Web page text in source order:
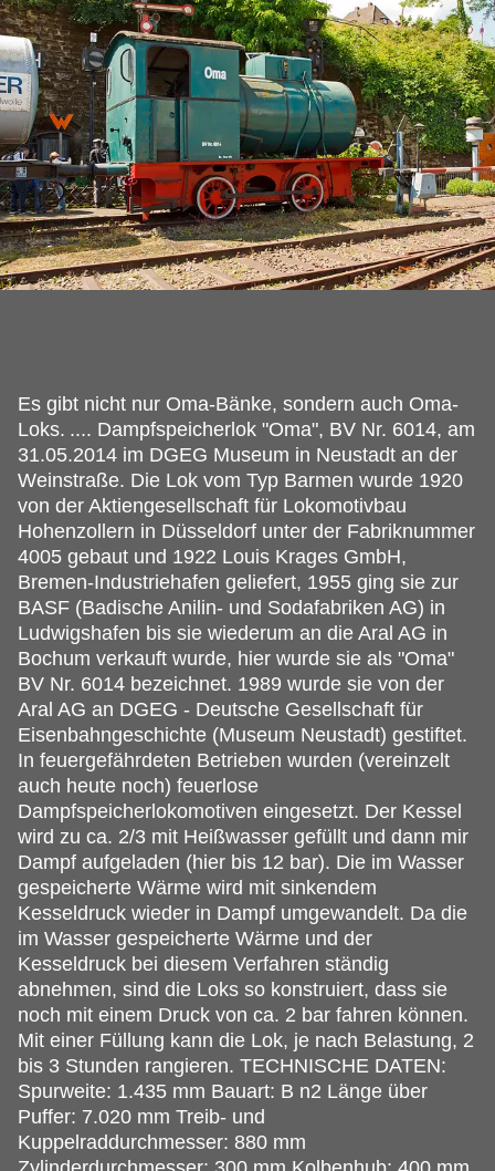
Es gibt nicht nur Oma-Bänke, sondern auch Oma-
Loks. .... Dampfspeicherlok "Oma", BV Nr. 6014, am
31.05.2014 im DGEG Museum in Neustadt an der
Weinstraße. Die Lok vom Typ Barmen wurde 1920
von der Aktiengesellschaft für Lokomotivbau
Hohenzollern in Düsseldorf unter der Fabriknummer
4005 gebaut und 1922 Louis Krages GmbH,
Bremen-Industriehafen geliefert, 1955 ging sie zur
BASF (Badische Anilin- und Sodafabriken AG) in
Ludwigshafen bis sie wiederum an die Aral AG in
Bochum verkauft wurde, hier wurde sie als "Oma"
BV Nr. 6014 bezeichnet. 1989 wurde sie von der
Aral AG an DGEG - Deutsche Gesellschaft für
Eisenbahngeschichte (Museum Neustadt) gestiftet.
In feuergefährdeten Betrieben wurden (vereinzelt
auch heute noch) feuerlose
Dampfspeicherlokomotiven eingesetzt. Der Kessel
wird zu ca. 2/3 mit Heißwasser gefüllt und dann mir
Dampf aufgeladen (hier bis 12 bar). Die im Wasser
gespeicherte Wärme wird mit sinkendem
Kesseldruck wieder in Dampf umgewandelt. Da die
im Wasser gespeicherte Wärme und der
Kesseldruck bei diesem Verfahren ständig
abnehmen, sind die Loks so konstruiert, dass sie
noch mit einem Druck von ca. 2 bar fahren können.
Mit einer Füllung kann die Lok, je nach Belastung, 2
bis 3 Stunden rangieren. TECHNISCHE DATEN:
Spurweite: 1.435 mm Bauart: B n2 Länge über
Puffer: 7.020 mm Treib- und
Kuppelraddurchmesser: 880 mm